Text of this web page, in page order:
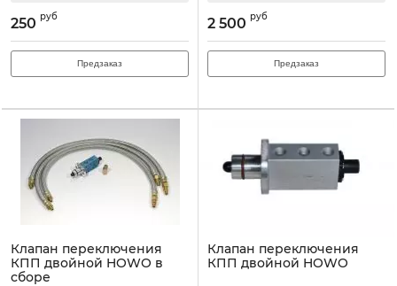
250 руб
Предзаказ
2 500 руб
Предзаказ
Клапан переключения
КПП двойной HOWO в
сборе
Клапан переключения
КПП двойной HOWO